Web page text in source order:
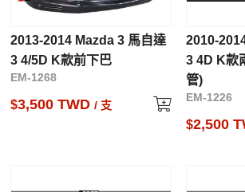
2013-2014 Mazda 3 馬自達
3 4/5D K款前下巴
EM-1268
$3,500 TWD/ 支
2010-
3 4D K款
管)
EM-1226
$2,500